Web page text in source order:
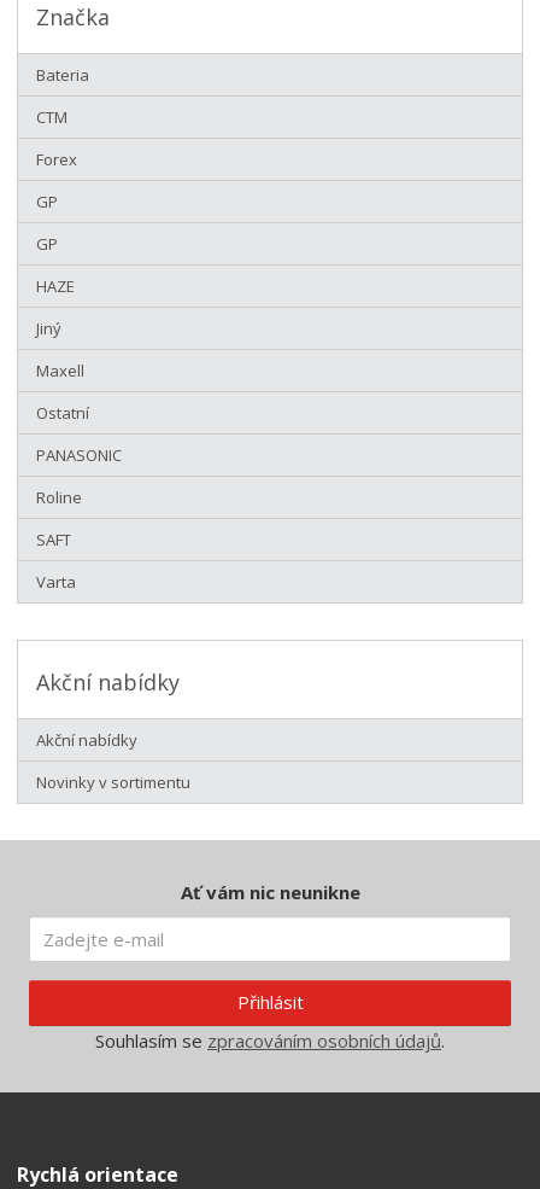
Značka
Bateria
CTM
Forex
GP
GP
HAZE
Jiný
Maxell
Ostatní
PANASONIC
Roline
SAFT
Varta
Akční nabídky
Akční nabídky
Novinky v sortimentu
Ať vám nic neunikne
Přihlásit
Souhlasím se zpracováním osobních údajů.
Rychlá orientace